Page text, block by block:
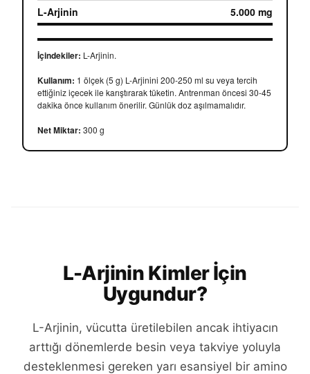
L-Arjinin 5.000 mg
İçindekiler: L-Arjinin.
Kullanım: 1 ölçek (5 g) L-Arjinini 200-250 ml su veya tercih
ettiğiniz içecek ile karıştırarak tüketin. Antrenman öncesi 30-45
dakika önce kullanım önerilir. Günlük doz aşılmamalıdır.
Net Miktar: 300 g
L-Arjinin Kimler İçin
Uygundur?
L-Arjinin, vücutta üretilebilen ancak ihtiyacın
arttığı dönemlerde besin veya takviye yoluyla
desteklenmesi gereken yarı esansiyel bir amino